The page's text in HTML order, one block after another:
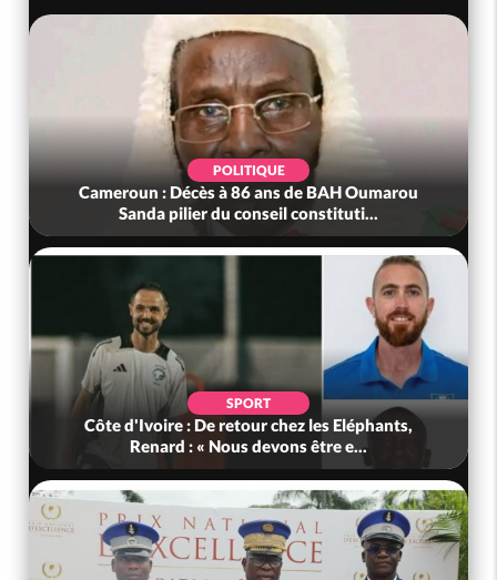
POLITIQUE
Cameroun : Décès à 86 ans de BAH Oumarou
Sanda pilier du conseil constituti...
SPORT
Côte d'Ivoire : De retour chez les Eléphants,
Renard : « Nous devons être e...